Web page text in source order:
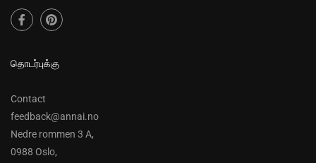
தொடர்புக்கு
Contact
feedback@annai.no
Nedre rommen 3 A,
0988 Oslo,